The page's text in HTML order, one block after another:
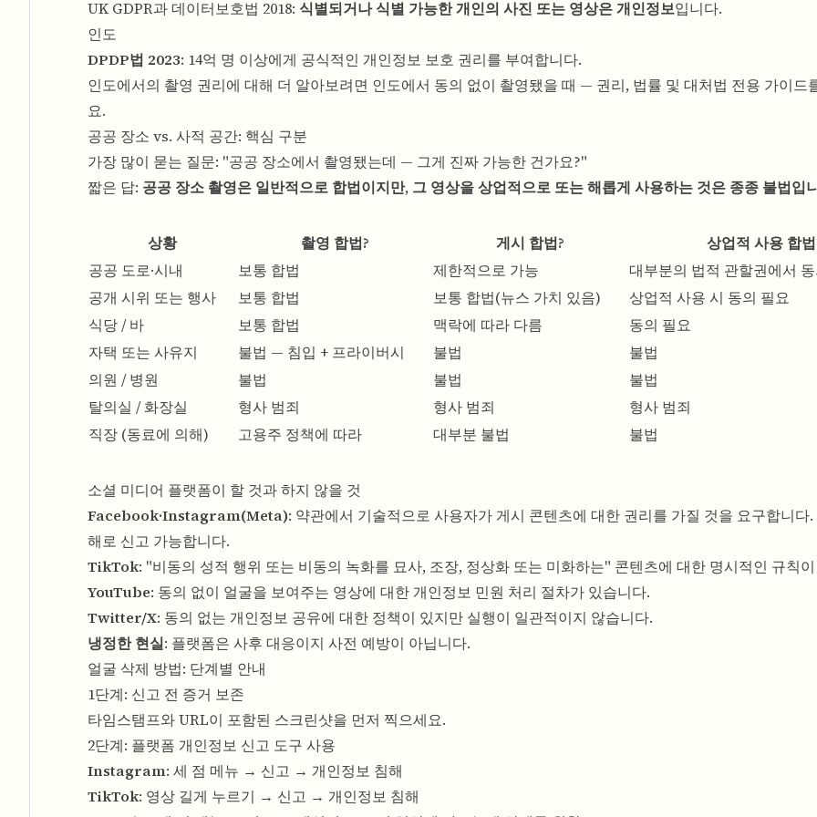
UK GDPR과 데이터보호법 2018: 식별되거나 식별 가능한 개인의 사진 또는 영상은 개인정보입니다.
인도
DPDP법 2023: 14억 명 이상에게 공식적인 개인정보 보호 권리를 부여합니다.
인도에서의 촬영 권리에 대해 더 알아보려면 인도에서 동의 없이 촬영됐을 때 — 권리, 법률 및 대처법 전용 가이드
요.
공공 장소 vs. 사적 공간: 핵심 구분
가장 많이 묻는 질문: "공공 장소에서 촬영됐는데 — 그게 진짜 가능한 건가요?"
짧은 답: 공공 장소 촬영은 일반적으로 합법이지만, 그 영상을 상업적으로 또는 해롭게 사용하는 것은 종종 불법입
상황 촬영 합법? 게시 합법?
상업적 사용 합법
공공 도로·시내
보통 합법 제한적으로 가능
대부분의 법적 관할권에서
공개 시위 또는 행사
보통 합법 보통 합법(뉴스 가치 있음)
상업적 사용 시 동의 필요
식당 / 바
보통 합법 맥락에 따라 다름
동의 필요
자택 또는 사유지
불법 — 침입 + 프라이버시 불법
불법
의원 / 병원
불법 불법
불법
탈의실 / 화장실
형사 범죄 형사 범죄
형사 범죄
직장 (동료에 의해)
고용주 정책에 따라 대부분 불법 불법
소셜 미디어 플랫폼이 할 것과 하지 않을 것
Facebook·Instagram(Meta): 약관에서 기술적으로 사용자가 게시 콘텐츠에 대한 권리를 가질 것을 요구합니다.
해로 신고 가능합니다.
TikTok: "비동의 성적 행위 또는 비동의 녹화를 묘사, 조장, 정상화 또는 미화하는" 콘텐츠에 대한 명시적인 규칙
YouTube: 동의 없이 얼굴을 보여주는 영상에 대한 개인정보 민원 처리 절차가 있습니다.
Twitter/X: 동의 없는 개인정보 공유에 대한 정책이 있지만 실행이 일관적이지 않습니다.
냉정한 현실: 플랫폼은 사후 대응이지 사전 예방이 아닙니다.
얼굴 삭제 방법: 단계별 안내
1단계: 신고 전 증거 보존
타임스탬프와 URL이 포함된 스크린샷을 먼저 찍으세요.
2단계: 플랫폼 개인정보 신고 도구 사용
Instagram: 세 점 메뉴 → 신고 → 개인정보 침해
TikTok: 영상 길게 누르기 → 신고 → 개인정보 침해